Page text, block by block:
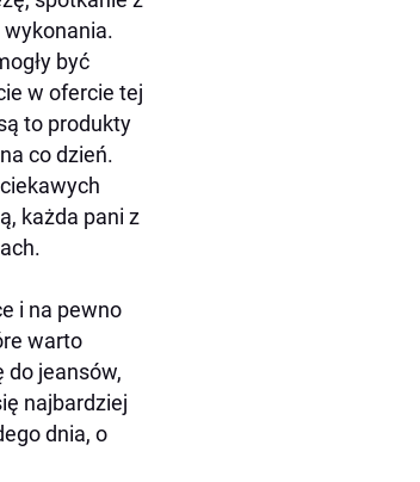
wykonania.
być
w ofercie tej
to produkty
co dzień.
każda pani z
i na pewno
warto
do jeansów,
najbardziej
dnia, o